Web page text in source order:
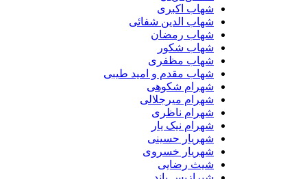
شهاب اکبری
شهاب الدین شفائی
شهاب رمضان
شهاب شکور
شهاب مظفری
شهاب مقدم و امید طیبی
شهرام شکوهی
شهرام میرجلالی
شهرام ناظری
شهرام نیک یار
شهریار حسینی
شهریار خسروی
شیث رضایی